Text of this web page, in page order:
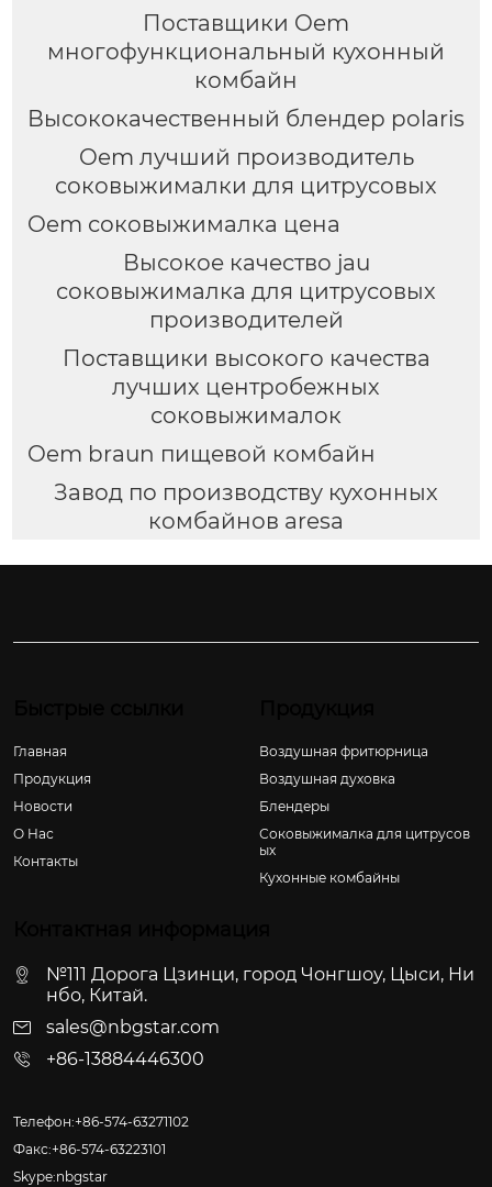
Поставщики Oem
многофункциональный кухонный
комбайн
Высококачественный блендер polaris
Oem лучший производитель
соковыжималки для цитрусовых
Oem соковыжималка цена
Высокое качество jau
соковыжималка для цитрусовых
производителей
Поставщики высокого качества
лучших центробежных
соковыжималок
Oem braun пищевой комбайн
Завод по производству кухонных
комбайнов aresa
Главная
Продукция
Новости
О Hас
Контакты
Воздушная фритюрница
Воздушная духовка
Блендеры
Соковыжималка для цитрусов
ых
Кухонные комбайны
№111 Дорога Цзинци, город Чонгшоу, Цыси, Ни
нбо, Китай.
sales@nbgstar.com
+86-13884446300
Телефон:+86-574-63271102
Факс:+86-574-63223101
Skype:nbgstar